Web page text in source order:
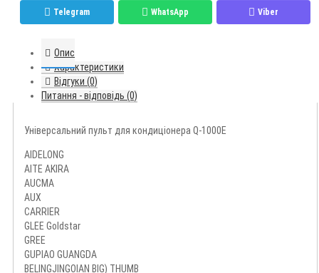
Telegram WhatsApp Viber
Опис
Характеристики
Відгуки (0)
Питання - відповідь (0)
Універсальний пульт для кондиціонера Q-1000E
AIDELONG
AITE AKIRA
AUCMA
AUX
CARRIER
GLEE Goldstar
GREE
GUPIAO GUANGDA
BELINGJINGOIAN BIG) THUMB